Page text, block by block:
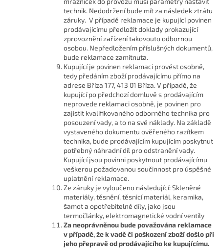
technik. Nedodržení bude mít za následek ztrátu
záruky. V případě reklamace je kupující povinen
prodávajícímu předložit doklady prokazující
zprovoznění zařízení takovouto odbornou
osobou. Nepředložením příslušných dokumentů,
bude reklamace zamítnuta.
Kupující je povinen reklamaci provést osobně,
tedy předáním zboží prodávajícímu přímo na
adrese Bříza 177, 413 01 Bříza. V případě, že
kupující po předchozí domluvě s prodávajícím
neprovede reklamaci osobně, je povinen pro
zajistit kvalifikovaného odborného technika pro
posouzení vady, a to na své náklady. Na základě
vystaveného dokumentu ověřeného razítkem
technika, bude prodávajícím kupujícím poskytnut
potřebný náhradní díl pro odstranění vady.
Kupující jsou povinni poskytnout prodávajícímu
veškerou požadovanou součinnost pro úspěšné
uplatnění reklamace.
Ze záruky je vyloučeno následující: Skleněné
materiály, těsnění, těsnicí materiál, keramika,
šamot a opotřebitelné díly, jako jsou
termočlánky, elektromagnetické vodní ventily
Za neoprávněnou bude považována reklamace
v případě, že k vadě či poškození zboží došlo při
jeho přepravě od prodávajícího ke kupujícímu.